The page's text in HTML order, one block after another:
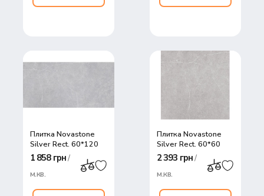
Плитка Novastone
Silver Rect. 60*120
1 858 грн/
м.кв.
Плитка Novastone
Silver Rect. 60*60
2 393 грн/
м.кв.